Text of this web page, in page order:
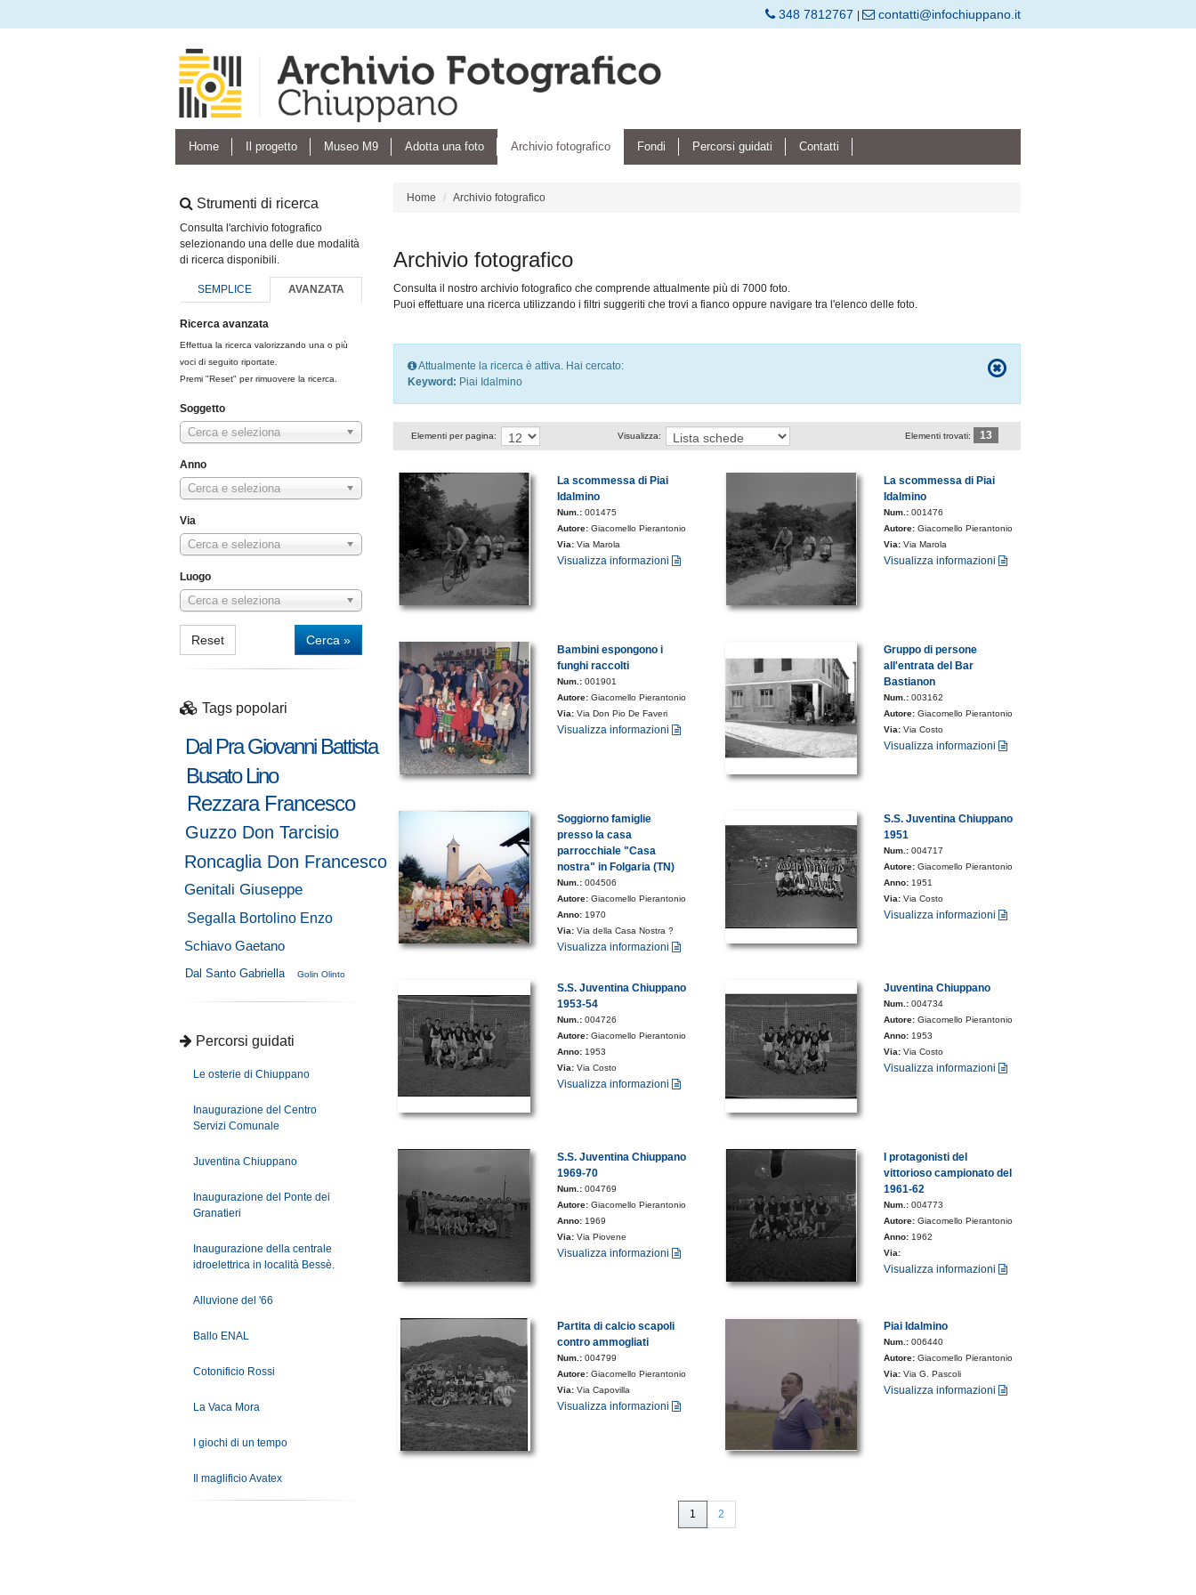
348 7812767 contatti@infochiuppano.it
Home Il progetto Museo M9 Adotta una foto Archivio fotografico Fondi Percorsi guidati Contatti
Strumenti di ricerca
Consulta l'archivio fotografico
selezionando una delle due modalità
di ricerca disponibili.
SEMPLICE AVANZATA
Ricerca avanzata
Effettua la ricerca valorizzando una o più
voci di seguito riportate.
Premi "Reset" per rimuovere la ricerca.
Soggetto
Cerca e seleziona
Anno
Cerca e seleziona
Via
Cerca e seleziona
Luogo
Cerca e seleziona
Reset Cerca »
Tags popolari
Dal Pra Giovanni Battista
Busato Lino
Rezzara Francesco
Guzzo Don Tarcisio
Roncaglia Don Francesco
Genitali Giuseppe
Segalla Bortolino Enzo
Schiavo Gaetano
Dal Santo Gabriella Golin Olinto
Percorsi guidati
Le osterie di Chiuppano
Inaugurazione del Centro
Servizi Comunale
Juventina Chiuppano
Inaugurazione del Ponte dei
Granatieri
Inaugurazione della centrale
idroelettrica in località Bessè.
Alluvione del '66
Ballo ENAL
Cotonificio Rossi
La Vaca Mora
I giochi di un tempo
Il maglificio Avatex
Home Archivio fotografico
Archivio fotografico
Consulta il nostro archivio fotografico che comprende attualmente più di 7000 foto.
Puoi effettuare una ricerca utilizzando i filtri suggeriti che trovi a fianco oppure navigare tra l'elenco delle foto.
Attualmente la ricerca è attiva. Hai cercato:
Keyword: Piai Idalmino
Elementi per pagina: Visualizza: Elementi trovati: 13
La scommessa di Piai
Idalmino
Num.: 001475
Autore: Giacomello Pierantonio
Via: Via Marola
Visualizza informazioni
La scommessa di Piai
Idalmino
Num.:001476
Autore:Giacomello Pierantonio
Via:Via Marola
Visualizza informazioni
Bambini espongono i
funghi raccolti
Num.: 001901
Autore: Giacomello Pierantonio
Via: Via Don Pio De Faveri
Visualizza informazioni
Gruppo di persone
all'entrata del Bar
Bastianon
Num.:003162
Autore:Giacomello Pierantonio
Via:Via Costo
Visualizza informazioni
Soggiorno famiglie
presso la casa
parrocchiale "Casa
nostra" in Folgaria (TN)
Num.: 004506
Autore: Giacomello Pierantonio
Anno: 1970
Via: Via della Casa Nostra ?
Visualizza informazioni
S.S. Juventina Chiuppano
1951
Num.:004717
Autore:Giacomello Pierantonio
Anno: 1951
Via:Via Costo
Visualizza informazioni
S.S. Juventina Chiuppano
1953-54
Num.: 004726
Autore: Giacomello Pierantonio
Anno: 1953
Via: Via Costo
Visualizza informazioni
Juventina Chiuppano
Num.:004734
Autore:Giacomello Pierantonio
Anno: 1953
Via:Via Costo
Visualizza informazioni
S.S. Juventina Chiuppano
1969-70
Num.: 004769
Autore: Giacomello Pierantonio
Anno: 1969
Via: Via Piovene
Visualizza informazioni
I protagonisti del
vittorioso campionato del
1961-62
Num.:004773
Autore:Giacomello Pierantonio
Anno: 1962
Via:
Visualizza informazioni
Partita di calcio scapoli
contro ammogliati
Num.: 004799
Autore: Giacomello Pierantonio
Via: Via Capovilla
Visualizza informazioni
Piai Idalmino
Num.:006440
Autore:Giacomello Pierantonio
Via:Via G. Pascoli
Visualizza informazioni
1 2